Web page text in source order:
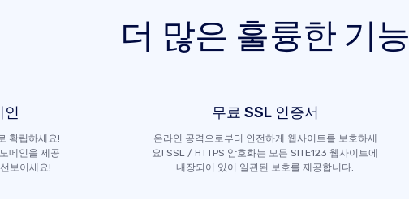
더 많은 훌륭한 기능
인
확립하세요!
메인을 제공
보이세요!
무료 SSL 인증서
온라인 공격으로부터 안전하게 웹사이트를 보호하세
요! SSL / HTTPS 암호화는 모든 SITE123 웹사이트에
내장되어 있어 일관된 보호를 제공합니다.